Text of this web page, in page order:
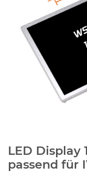
LED Display
passend für